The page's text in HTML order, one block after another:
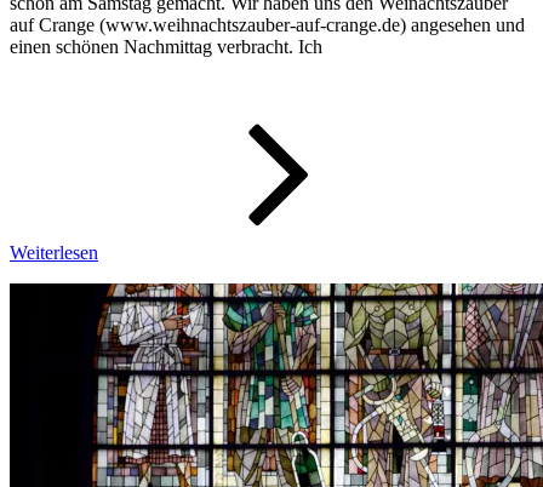
auf Crange (www.weihnachtszauber-auf-crange.de) angesehen und
einen schönen Nachmittag verbracht. Ich
Weiterlesen